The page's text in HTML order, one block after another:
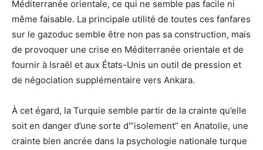
Méditerranée orientale, ce qui ne semble pas facile ni
même faisable. La principale utilité de toutes ces fanfares
sur le gazoduc semble être non pas sa construction, mais
de provoquer une crise en Méditerranée orientale et de
fournir à Israël et aux États-Unis un outil de pression et
de négociation supplémentaire vers Ankara.
À cet égard, la Turquie semble partir de la crainte qu’elle
soit en danger d’une sorte d'”isolement” en Anatolie, une
crainte bien ancrée dans la psychologie nationale turque